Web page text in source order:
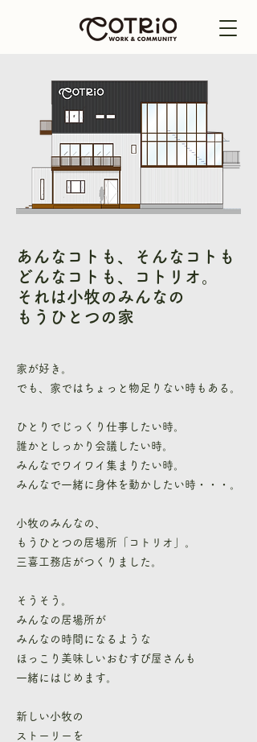
あんなコトも、そんなコトも
どんなコトも、コトリオ。
それは小牧のみんなの
もうひとつの家
家が好き。
でも、家ではちょっと物足りない時もある。
ひとりでじっくり仕事したい時。
誰かとしっかり会議したい時。
みんなでワイワイ集まりたい時。
みんなで一緒に身体を動かしたい時・・・。
小牧のみんなの、
もうひとつの居場所「コトリオ」。
三喜工務店がつくりました。
そうそう。
みんなの居場所が
みんなの時間になるような
ほっこり美味しいおむすび屋さんも
一緒にはじめます。
新しい小牧の
ストーリーを